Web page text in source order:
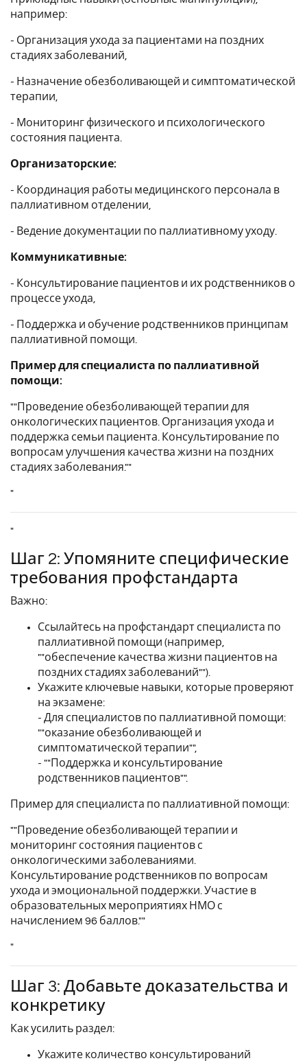
например:
- Организация ухода за пациентами на поздних
стадиях заболеваний,
- Назначение обезболивающей и симптоматической
терапии,
- Мониторинг физического и психологического
состояния пациента.
Организаторские:
- Координация работы медицинского персонала в
паллиативном отделении,
- Ведение документации по паллиативному уходу.
Коммуникативные:
- Консультирование пациентов и их родственников о
процессе ухода,
- Поддержка и обучение родственников принципам
паллиативной помощи.
Пример для специалиста по паллиативной
помощи:
""Проведение обезболивающей терапии для
онкологических пациентов. Организация ухода и
поддержка семьи пациента. Консультирование по
вопросам улучшения качества жизни на поздних
стадиях заболевания.""
"
"
Шаг 2: Упомяните специфические
требования профстандарта
Важно:
Ссылайтесь на профстандарт специалиста по
паллиативной помощи (например,
""обеспечение качества жизни пациентов на
поздних стадиях заболеваний"").
Укажите ключевые навыки, которые проверяют
на экзамене:
- Для специалистов по паллиативной помощи:
""оказание обезболивающей и
симптоматической терапии"",
- ""Поддержка и консультирование
родственников пациентов"".
Пример для специалиста по паллиативной помощи:
""Проведение обезболивающей терапии и
мониторинг состояния пациентов с
онкологическими заболеваниями.
Консультирование родственников по вопросам
ухода и эмоциональной поддержки. Участие в
образовательных мероприятиях НМО с
начислением 96 баллов.""
"
Шаг 3: Добавьте доказательства и
конкретику
Как усилить раздел:
Укажите количество консультирований